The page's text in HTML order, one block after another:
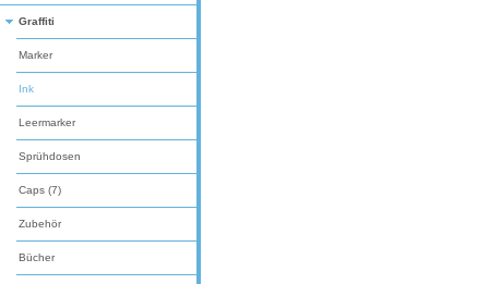
Graffiti
Marker
Ink
Leermarker
Sprühdosen
Caps (7)
Zubehör
Bücher